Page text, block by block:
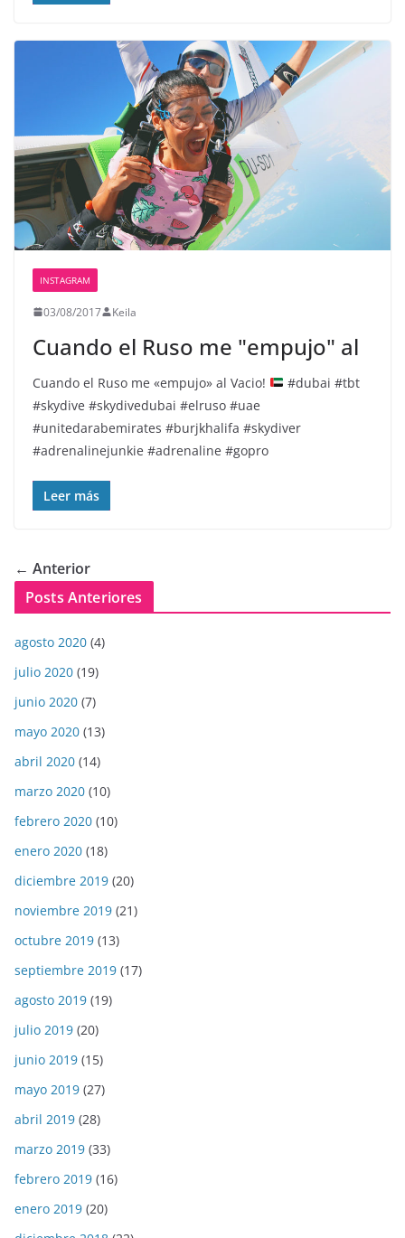
INSTAGRAM
03/08/2017 Keila
Cuando el Ruso me "empujo" al
Cuando el Ruso me «empujo» al Vacio!
#dubai #tbt
#skydive #skydivedubai #elruso #uae
#unitedarabemirates #burjkhalifa #skydiver
#adrenalinejunkie #adrenaline #gopro
Leer más
← Anterior
Posts Anteriores
agosto 2020 (4)
julio 2020 (19)
junio 2020 (7)
mayo 2020 (13)
abril 2020 (14)
marzo 2020 (10)
febrero 2020 (10)
enero 2020 (18)
diciembre 2019 (20)
noviembre 2019 (21)
octubre 2019 (13)
septiembre 2019 (17)
agosto 2019 (19)
julio 2019 (20)
junio 2019 (15)
mayo 2019 (27)
abril 2019 (28)
marzo 2019 (33)
febrero 2019 (16)
enero 2019 (20)